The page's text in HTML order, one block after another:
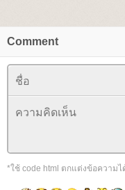
Comment
*ใช้ code html ตกแต่งข้อความไ